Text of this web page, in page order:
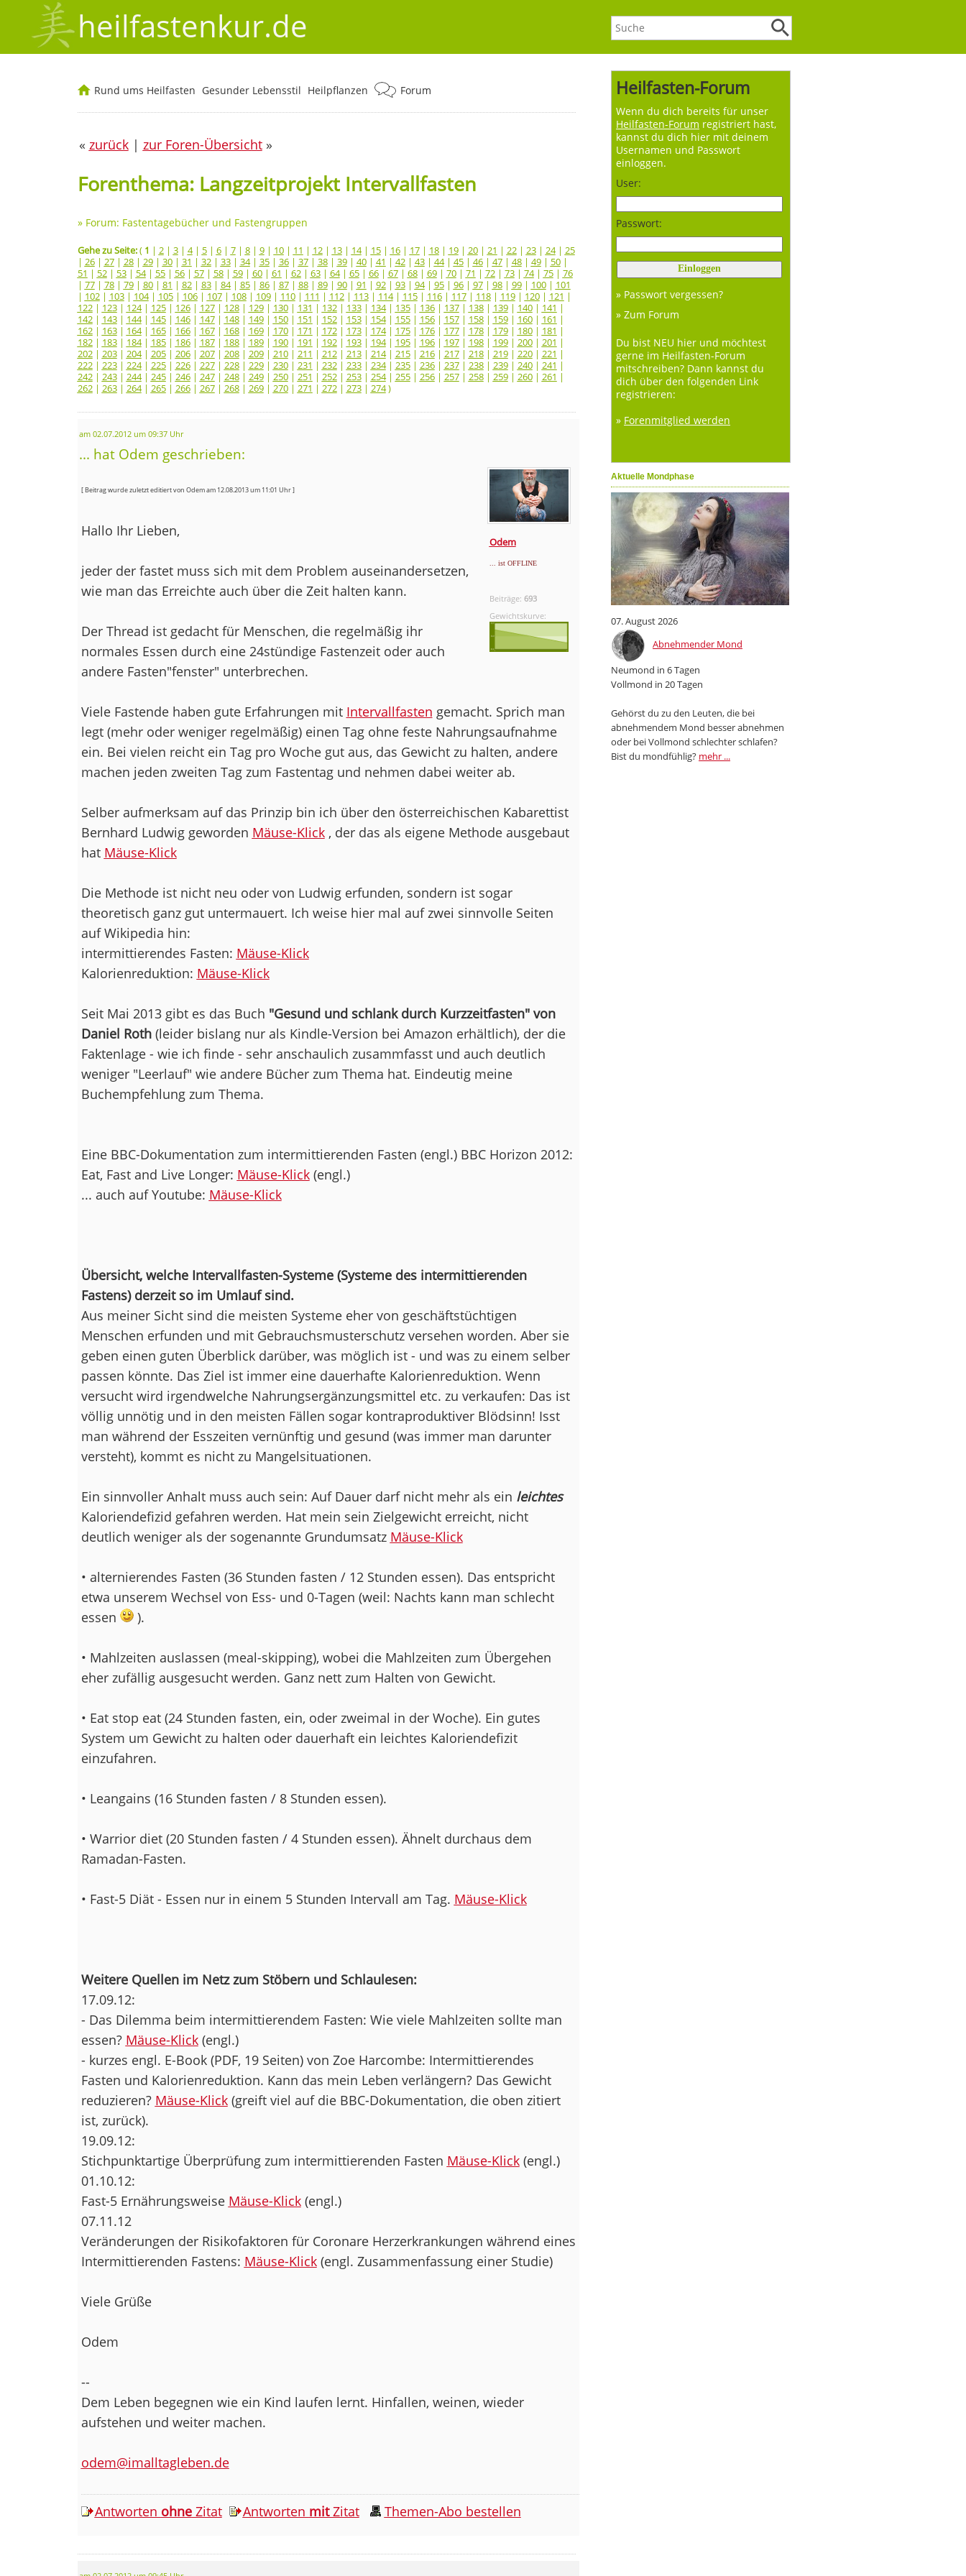
heilfastenkur.de
Heilfasten-Forum
Wenn du dich bereits für unser
Heilfasten-Forum registriert hast,
kannst du dich hier mit deinem
Usernamen und Passwort
einloggen.
User:
Passwort:
» Passwort vergessen?
» Zum Forum
Du bist NEU hier und möchtest
gerne im Heilfasten-Forum
mitschreiben? Dann kannst du
dich über den folgenden Link
registrieren:
» Forenmitglied werden
Aktuelle Mondphase
07. August 2026
Abnehmender Mond
Neumond in 6 Tagen
Vollmond in 20 Tagen
Gehörst du zu den Leuten, die bei
abnehmendem Mond besser abnehmen
oder bei Vollmond schlechter schlafen?
Bist du mondfühlig? mehr ...
Rund ums Heilfasten Gesunder Lebensstil Heilpflanzen Forum
« zurück| zur Foren-Übersicht»
Forenthema: Langzeitprojekt Intervallfasten
» Forum: Fastentagebücher und Fastengruppen
Gehe zu Seite:( 1 | 2| 3| 4| 5| 6| 7| 8| 9| 10| 11 | 12| 13| 14| 15| 16| 17| 18| 19| 20| 21 | 22| 23| 24| 25
| 26| 27| 28| 29| 30| 31 | 32| 33| 34| 35| 36| 37| 38| 39| 40| 41 | 42| 43| 44| 45| 46| 47| 48| 49| 50|
51 | 52| 53| 54| 55| 56| 57| 58| 59| 60| 61 | 62| 63| 64| 65| 66| 67| 68| 69| 70| 71 | 72| 73| 74| 75| 76
| 77| 78| 79| 80| 81 | 82| 83| 84| 85| 86| 87| 88| 89| 90| 91 | 92| 93| 94| 95| 96| 97| 98| 99| 100| 101
| 102| 103| 104| 105| 106| 107| 108| 109| 110| 111 | 112| 113| 114| 115| 116| 117| 118| 119| 120| 121 |
122| 123| 124| 125| 126| 127| 128| 129| 130| 131 | 132| 133| 134| 135| 136| 137| 138| 139| 140| 141 |
142| 143| 144| 145| 146| 147| 148| 149| 150| 151 | 152| 153| 154| 155| 156| 157| 158| 159| 160| 161 |
162| 163| 164| 165| 166| 167| 168| 169| 170| 171 | 172| 173| 174| 175| 176| 177| 178| 179| 180| 181 |
182| 183| 184| 185| 186| 187| 188| 189| 190| 191 | 192| 193| 194| 195| 196| 197| 198| 199| 200| 201 |
202| 203| 204| 205| 206| 207| 208| 209| 210| 211 | 212| 213| 214| 215| 216| 217| 218| 219| 220| 221 |
222| 223| 224| 225| 226| 227| 228| 229| 230| 231 | 232| 233| 234| 235| 236| 237| 238| 239| 240| 241 |
242| 243| 244| 245| 246| 247| 248| 249| 250| 251 | 252| 253| 254| 255| 256| 257| 258| 259| 260| 261 |
262| 263| 264| 265| 266| 267| 268| 269| 270| 271 | 272| 273| 274)
am 02.07.2012 um 09:37 Uhr
... hat Odem geschrieben:
Odem
... ist OFFLINE
Beiträge: 693
Gewichtskurve:
[ Beitrag wurde zuletzt editiert von Odem am 12.08.2013 um 11:01 Uhr ]
Hallo Ihr Lieben,
jeder der fastet muss sich mit dem Problem auseinandersetzen,
wie man das Erreichte auch über die Zeit halten kann.
Der Thread ist gedacht für Menschen, die regelmäßig ihr
normales Essen durch eine 24stündige Fastenzeit oder auch
andere Fasten"fenster" unterbrechen.
Viele Fastende haben gute Erfahrungen mit Intervallfasten gemacht. Sprich man
legt (mehr oder weniger regelmäßig) einen Tag ohne feste Nahrungsaufnahme
ein. Bei vielen reicht ein Tag pro Woche gut aus, das Gewicht zu halten, andere
machen jeden zweiten Tag zum Fastentag und nehmen dabei weiter ab.
Selber aufmerksam auf das Prinzip bin ich über den österreichischen Kabarettist
Bernhard Ludwig geworden Mäuse-Klick, der das als eigene Methode ausgebaut
hat Mäuse-Klick
Die Methode ist nicht neu oder von Ludwig erfunden, sondern ist sogar
theoretisch ganz gut untermauert. Ich weise hier mal auf zwei sinnvolle Seiten
auf Wikipedia hin:
intermittierendes Fasten: Mäuse-Klick
Kalorienreduktion: Mäuse-Klick
Seit Mai 2013 gibt es das Buch "Gesund und schlank durch Kurzzeitfasten" von
Daniel Roth(leider bislang nur als Kindle-Version bei Amazon erhältlich), der die
Faktenlage - wie ich finde - sehr anschaulich zusammfasst und auch deutlich
weniger "Leerlauf" wie andere Bücher zum Thema hat. Eindeutig meine
Buchempfehlung zum Thema.
Eine BBC-Dokumentation zum intermittierenden Fasten (engl.) BBC Horizon 2012:
Eat, Fast and Live Longer: Mäuse-Klick(engl.)
... auch auf Youtube: Mäuse-Klick
Übersicht, welche Intervallfasten-Systeme (Systeme des intermittierenden
Fastens) derzeit so im Umlauf sind.
Aus meiner Sicht sind die meisten Systeme eher von geschäftstüchtigen
Menschen erfunden und mit Gebrauchsmusterschutz versehen worden. Aber sie
geben einen guten Überblick darüber, was möglich ist - und was zu einem selber
passen könnte. Das Ziel ist immer eine dauerhafte Kalorienreduktion. Wenn
versucht wird irgendwelche Nahrungsergänzungsmittel etc. zu verkaufen: Das ist
völlig unnötig und in den meisten Fällen sogar kontraproduktiver Blödsinn! Isst
man während der Esszeiten vernünftig und gesund (was immer man darunter
versteht), kommt es nicht zu Mangelsituationen.
Ein sinnvoller Anhalt muss auch sein: Auf Dauer darf nicht mehr als ein leichtes
Kaloriendefizid gefahren werden. Hat mein sein Zielgewicht erreicht, nicht
deutlich weniger als der sogenannte Grundumsatz Mäuse-Klick
• alternierendes Fasten (36 Stunden fasten / 12 Stunden essen). Das entspricht
etwa unserem Wechsel von Ess- und 0-Tagen (weil: Nachts kann man schlecht
essen
).
• Mahlzeiten auslassen (meal-skipping), wobei die Mahlzeiten zum Übergehen
eher zufällig ausgesucht werden. Ganz nett zum Halten von Gewicht.
• Eat stop eat (24 Stunden fasten, ein, oder zweimal in der Woche). Ein gutes
System um Gewicht zu halten oder dauerhaft ein leichtes Kaloriendefizit
einzufahren.
• Leangains (16 Stunden fasten / 8 Stunden essen).
• Warrior diet (20 Stunden fasten / 4 Stunden essen). Ähnelt durchaus dem
Ramadan-Fasten.
• Fast-5 Diät - Essen nur in einem 5 Stunden Intervall am Tag. Mäuse-Klick
Weitere Quellen im Netz zum Stöbern und Schlaulesen:
17.09.12:
- Das Dilemma beim intermittierendem Fasten: Wie viele Mahlzeiten sollte man
essen? Mäuse-Klick(engl.)
- kurzes engl. E-Book (PDF, 19 Seiten) von Zoe Harcombe: Intermittierendes
Fasten und Kalorienreduktion. Kann das mein Leben verlängern? Das Gewicht
reduzieren? Mäuse-Klick(greift viel auf die BBC-Dokumentation, die oben zitiert
ist, zurück).
19.09.12:
Stichpunktartige Überprüfung zum intermittierenden Fasten Mäuse-Klick(engl.)
01.10.12:
Fast-5 Ernährungsweise Mäuse-Klick(engl.)
07.11.12
Veränderungen der Risikofaktoren für Coronare Herzerkrankungen während eines
Intermittierenden Fastens: Mäuse-Klick(engl. Zusammenfassung einer Studie)
Viele Grüße
Odem
--
Dem Leben begegnen wie ein Kind laufen lernt. Hinfallen, weinen, wieder
aufstehen und weiter machen.
odem@imalltagleben.de
Antworten ohneZitat Antworten mitZitat Themen-Abo bestellen